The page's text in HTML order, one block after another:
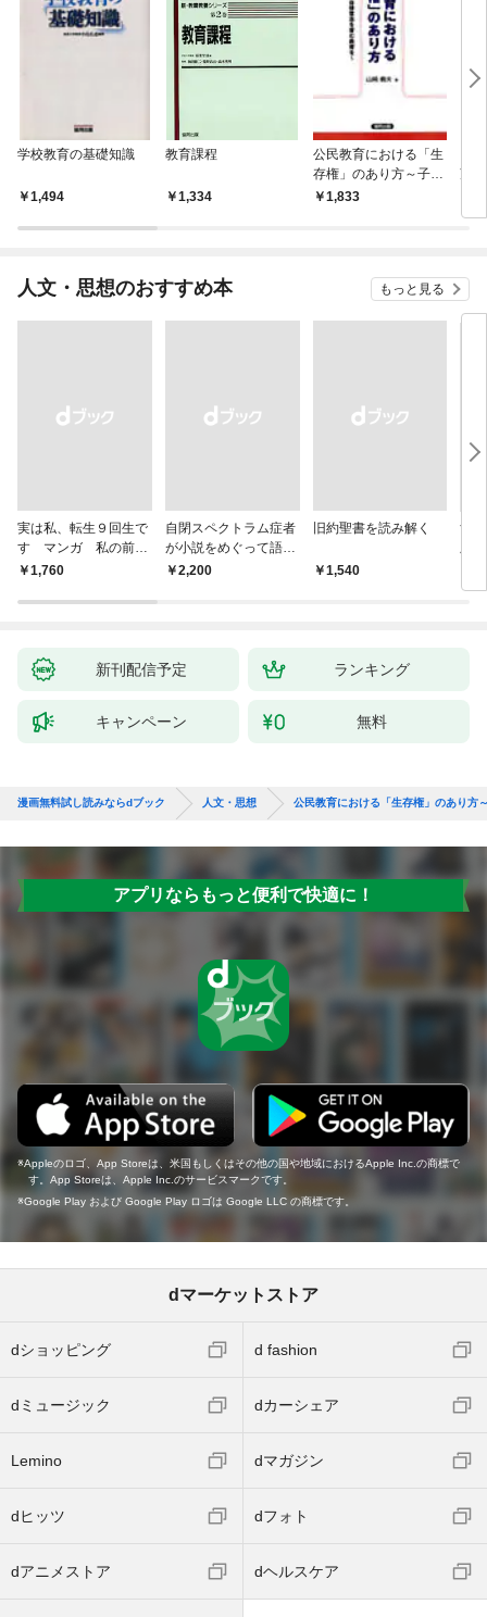
学校教育の基礎知識
1,494
教育課程
1,334
公民教育における「生
存権」のあり方～子ど
もに願い・自律意志を
1,833
望
人文・思想のおすすめ本 もっと見る
実は私、転生９回生で
す マンガ 私の前世
物語
￥1,760
自閉スペクトラム症者
が小説をめぐって語り
あう
￥2,200
旧約聖書を読み解く
￥1,540
す
新刊配信予定 ランキング
キャンペーン 無料
漫画無料試し読みならdブック 人文・思想 公民教育における「生存権」のあり方
アプリならもっと便利で快適に！
Appleのロゴ、App Storeは、米国もしくはその他の国や地域におけるApple Inc.の商標で
す。App Storeは、Apple Inc.のサービスマークです。
Google Play および Google Play ロゴは Google LLC の商標です。
dマーケットストア
dショッピング d fashion
dミュージック dカーシェア
Lemino dマガジン
dヒッツ dフォト
dアニメストア dヘルスケア